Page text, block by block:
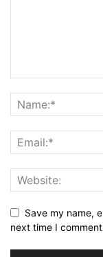
Save my name,
next time I